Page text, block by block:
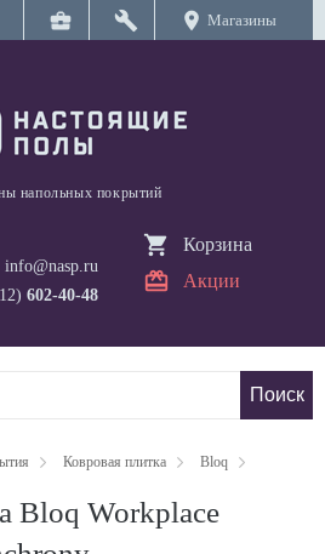
business_center build location_on Магазины
напольных покрытий
info@nasp.ru
602-40-48
Корзина
Акции
Ковровая плитка Bloq
Bloq Workplace